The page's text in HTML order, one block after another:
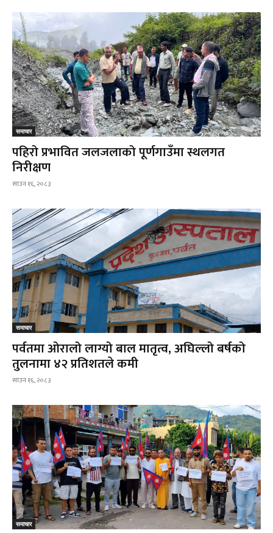
समाचार
पहिरो प्रभावित जलजलाको पूर्णगाउँमा स्थलगत
निरीक्षण
साउन १६, २०८३
समाचार
पर्वतमा ओरालो लाग्यो बाल मातृत्व, अघिल्लो बर्षको
तुलनामा ४२ प्रतिशतले कमी
साउन १६, २०८३
समाचार